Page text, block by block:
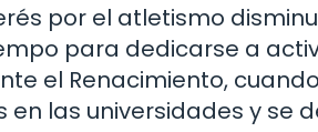
por el atletismo
para dedicarse a
el Renacimiento,
las universidades y se